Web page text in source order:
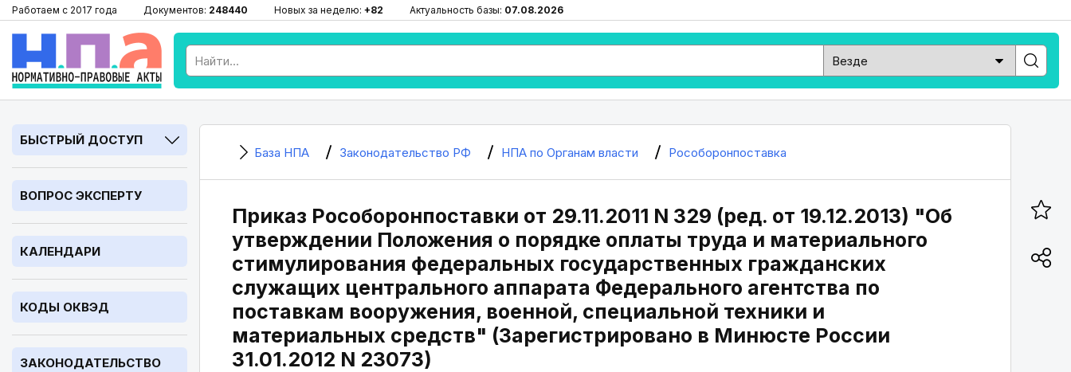
Работаем с 2017 года Документов: 248440 Новых за неделю: +82 Актуальность базы: 07.08.2026
БЫСТРЫЙ ДОСТУП
ВОПРОС ЭКСПЕРТУ
КАЛЕНДАРИ
КОДЫ ОКВЭД
ЗАКОНОДАТЕЛЬСТВО
База НПА Законодательство РФ НПА по Органам власти Рособоронпоставка
Приказ Рособоронпоставки от 29.11.2011 N 329 (ред. от 19.12.2013) "Об
утверждении Положения о порядке оплаты труда и материального
стимулирования федеральных государственных гражданских
служащих центрального аппарата Федерального агентства по
поставкам вооружения, военной, специальной техники и
материальных средств" (Зарегистрировано в Минюсте России
31.01.2012 N 23073)